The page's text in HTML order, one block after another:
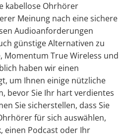
kabellose Ohrhörer
Meinung nach eine sichere
Audioanforderungen
günstige Alternativen zu
Momentum True Wireless und
haben wir einen
um Ihnen einige nützliche
bevor Sie Ihr hart verdientes
Sie sicherstellen, dass Sie
für sich auswählen,
einen Podcast oder Ihr